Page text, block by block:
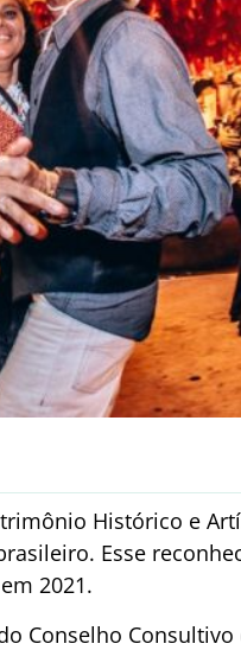
Histórico e
Esse
2021.
Conselho